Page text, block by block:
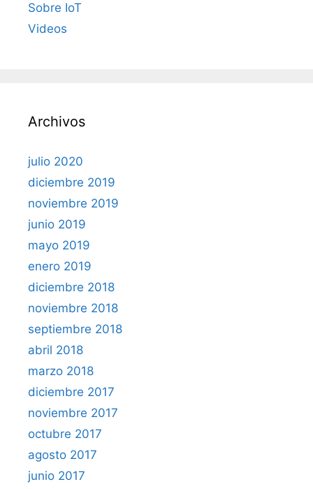
Sobre IoT
Videos
Archivos
julio 2020
diciembre 2019
noviembre 2019
junio 2019
mayo 2019
enero 2019
diciembre 2018
noviembre 2018
septiembre 2018
abril 2018
marzo 2018
diciembre 2017
noviembre 2017
octubre 2017
agosto 2017
junio 2017